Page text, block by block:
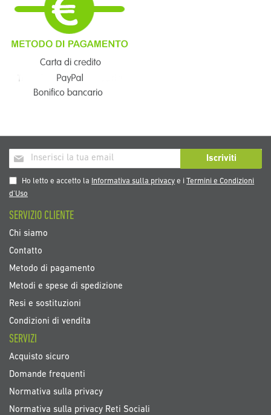
Iscriviti
alla
nostra
Newsletter:
Iscriviti
Ho letto e accetto la Informativa sulla privacy e iTermini e Condizioni
d’Uso
SERVIZIO CLIENTE
Chi siamo
Contatto
Metodo di pagamento
Metodi e spese di spedizione
Resi e sostituzioni
Condizioni di vendita
SERVIZI
Acquisto sicuro
Domande frequenti
Normativa sulla privacy
Normativa sulla privacy Reti Sociali